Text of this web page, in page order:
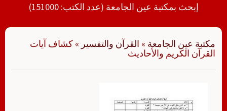
إبحث بمكتبة عين الجامعة (عدد الكتب: 151000)
مكتبة عين الجامعة » القرآن والتفسير » كشاف آيات
القرآن الكريم والأحاديث